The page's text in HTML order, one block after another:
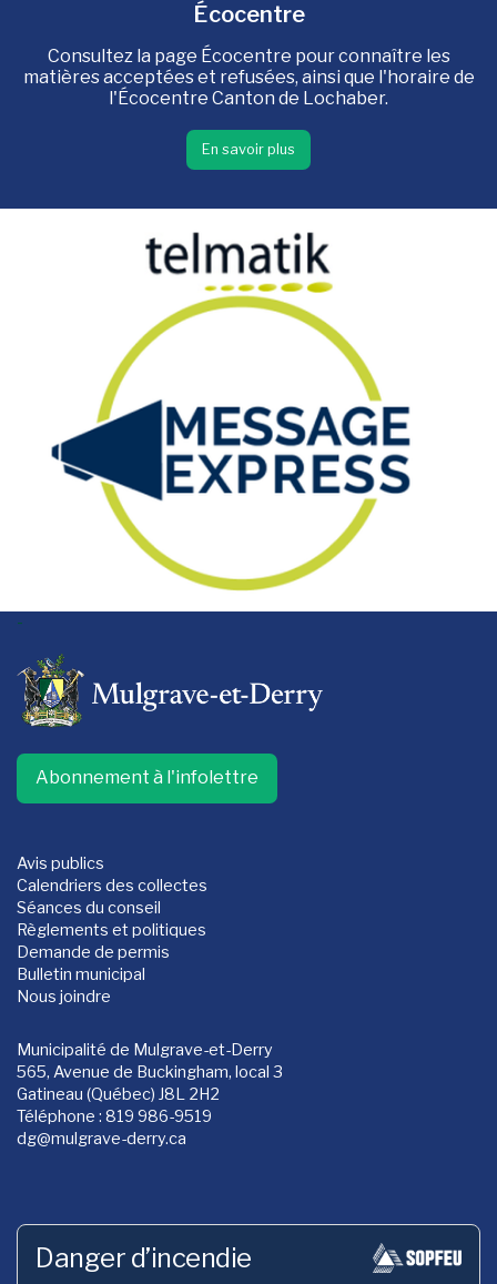
Écocentre
Consultez la page Écocentre pour connaître les
matières acceptées et refusées, ainsi que l'horaire de
l'Écocentre Canton de Lochaber.
En savoir plus
-
Abonnement à l'infolettre
Avis publics
Calendriers des collectes
Séances du conseil
Règlements et politiques
Demande de permis
Bulletin municipal
Nous joindre
Municipalité de Mulgrave-et-Derry
565, Avenue de Buckingham, local 3
Gatineau (Québec) J8L 2H2
Téléphone : 819 986-9519
dg@mulgrave-derry.ca
Danger d’incendie